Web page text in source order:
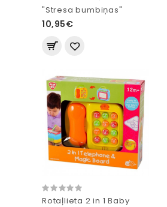
"Stresa bumbiņas"
10,95€
Rotaļlieta 2 in 1 Baby